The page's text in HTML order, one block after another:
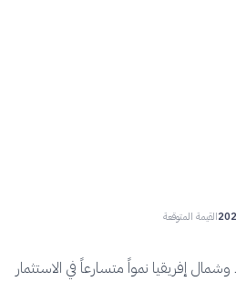
القيمة المتوقعة
إفريقيا نمواً متسارعاً في الاستثمار